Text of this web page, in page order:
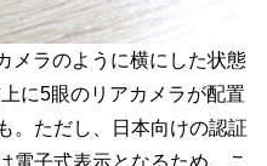
メラのように横にした状態
に5眼のリアカメラが配置
。ただし、日本向けの認証